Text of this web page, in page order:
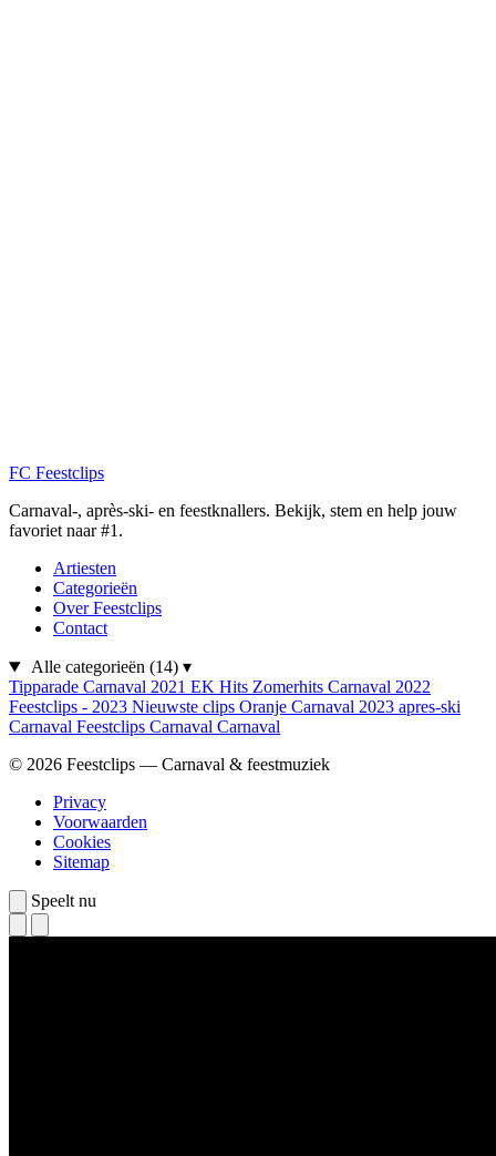
FC Feestclips
Carnaval-, après-ski- en feestknallers. Bekijk, stem en help jouw
favoriet naar #1.
Artiesten
Categorieën
Over Feestclips
Contact
Alle categorieën (14) ▾
Tipparade Carnaval 2021 EK Hits Zomerhits Carnaval 2022
Feestclips - 2023 Nieuwste clips Oranje Carnaval 2023 apres-ski
Carnaval Feestclips Carnaval Carnaval
© 2026 Feestclips — Carnaval & feestmuziek
Privacy
Voorwaarden
Cookies
Sitemap
Speelt nu